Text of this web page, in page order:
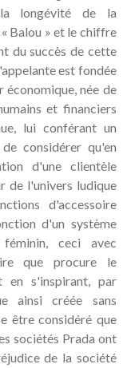
la longévité de la
Balou » et le chiffre
du succès de cette
est fondée
née de
et financiers
lui conférant un
considérer qu'en
d'une clientèle
de l'univers ludique
d'accessoire
d'un système
ceci avec
que procure le
en s'inspirant, par
ainsi créée sans
être considéré que
sociétés Prada ont
de la société